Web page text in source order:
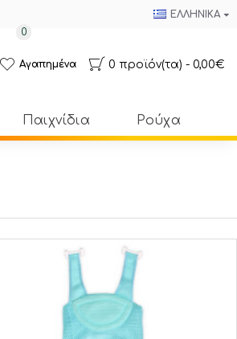
ΕΛΛΗΝΙΚΆ
Αγαπημένα
0
0 προϊόν(τα) - 0,00€
Παιχνίδια Ρούχα